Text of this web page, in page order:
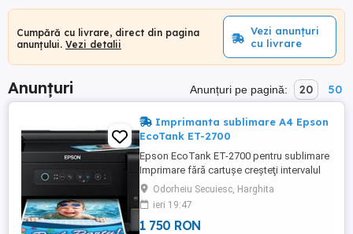
Cumpără cu livrare, direct din pagina
anunțului. Vezi detalii
Vezi anunțuri
cu livrare
Anunțuri Anunțuri pe pagină: 20 50
Imprimanta sublimare A4 Epson
EcoTank ET-2700
Epson EcoTank ET-2700 pentru sublimare
Imprimare fără cartuşe creşteţi intervalul
dintre reumpleri cu multifuncţionalul
EcoTank ITS. Acesta utilizează un
rezervor de cerneală de capacitate foarte
mare pentru a elimina complet necesitatea
Odorheiu Secuiesc, Harghita
ieri 19:47
1 750 RON